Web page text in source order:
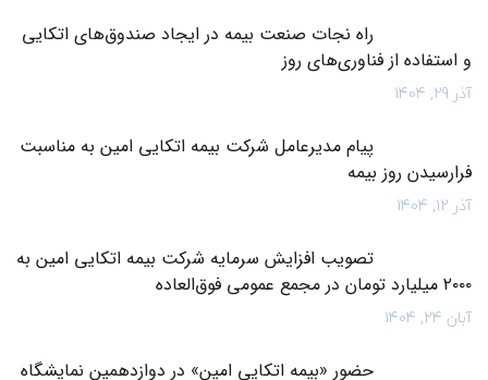
راه نجات صنعت بیمه در ایجاد صندوق‌های اتکایی
و استفاده از فناوری‌های روز
آذر 29, 1404
پیام مدیرعامل شرکت بیمه اتکایی امین به مناسبت
فرارسیدن روز بیمه
آذر 12, 1404
تصویب افزایش سرمایه شرکت بیمه اتکایی امین به
۲۰۰۰ میلیارد تومان در مجمع عمومی فوق‌العاده
آبان 24, 1404
حضور «بیمه اتکایی امین» در دوازدهمین نمایشگاه